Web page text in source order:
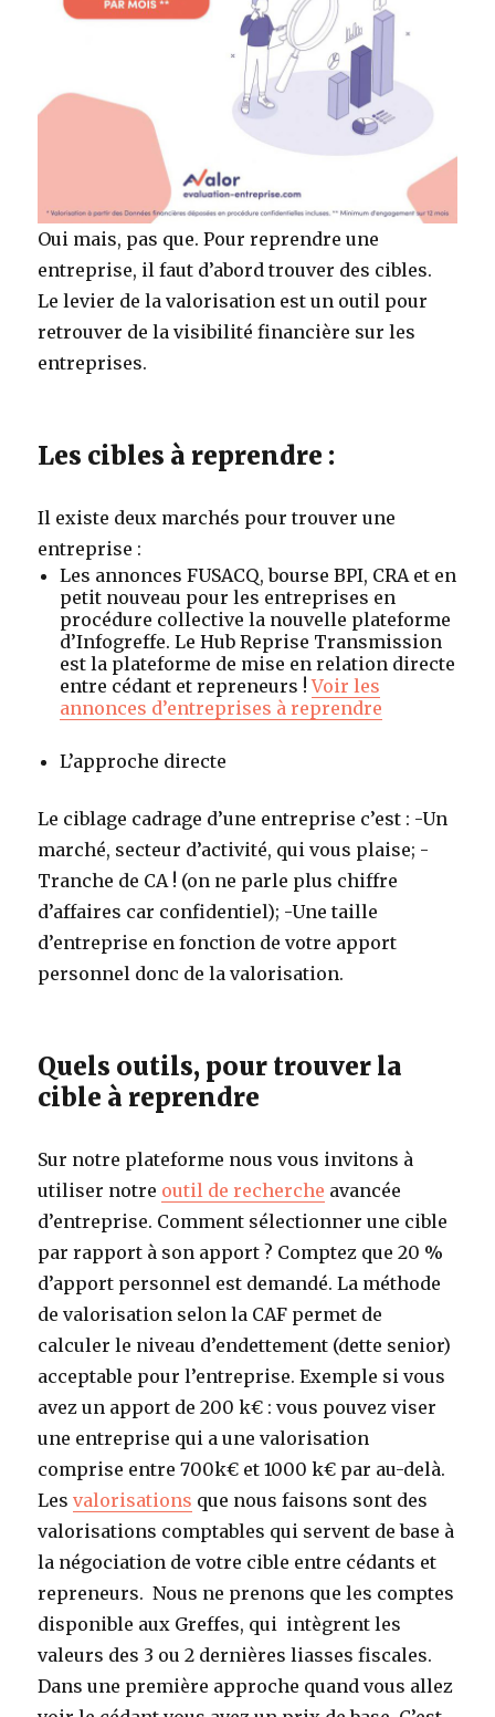
Oui mais, pas que. Pour reprendre une
entreprise, il faut d’abord trouver des cibles.
Le levier de la valorisation est un outil pour
retrouver de la visibilité financière sur les
entreprises.
Les cibles à reprendre :
Il existe deux marchés pour trouver une
entreprise :
Les annoncesFUSACQ, bourse BPI, CRA et en
petit nouveau pour les entreprises en
procédure collective la nouvelle plateforme
d’Infogreffe. Le Hub Reprise Transmission
est la plateforme de mise en relation directe
entre cédant et repreneurs !Voir les
annonces d’entreprises à reprendre
L’approche directe
Le ciblage cadrage d’une entreprise c’est : -Un
marché, secteur d’activité, qui vous plaise; -
Tranche de CA ! (on ne parle plus chiffre
d’affaires car confidentiel); -Une taille
d’entreprise en fonction de votre apport
personnel donc de la valorisation.
Quels outils, pour trouver la
cible à reprendre
Sur notre plateforme nous vous invitons à
utiliser notre outil de recherche avancée
d’entreprise. Comment sélectionner une cible
par rapport à son apport ? Comptez que 20 %
d’apport personnel est demandé. La méthode
de valorisation selon la CAF permet de
calculer le niveau d’endettement (dette senior)
acceptable pour l’entreprise.Exemple si vous
avez un apport de 200 k€ : vous pouvez viser
une entreprise qui a une valorisation
comprise entre 700k€ et 1000 k€ par au-delà.
Lesvalorisations que nous faisons sont des
valorisations comptables qui servent de base à
la négociation de votre cible entre cédants et
repreneurs. Nous ne prenons que les comptes
disponible aux Greffes, qui intègrent les
valeurs des 3 ou 2 dernières liasses fiscales.
Dans une première approche quand vous allez